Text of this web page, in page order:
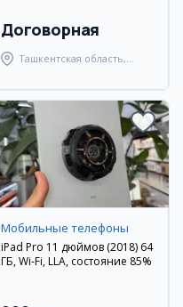
Договорная
Ташкентская область,
Мобильные телефоны
iPad Pro 11 дюймов (2018) 64
ГБ, Wi-Fi, LLA, состояние 85%